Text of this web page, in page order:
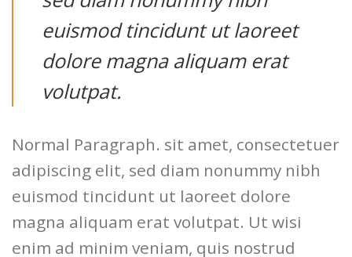
euismod tincidunt ut laoreet
dolore magna aliquam erat
volutpat.
Normal Paragraph. sit amet, consectetuer
adipiscing elit, sed diam nonummy nibh
euismod tincidunt ut laoreet dolore
magna aliquam erat volutpat. Ut wisi
enim ad minim veniam, quis nostrud